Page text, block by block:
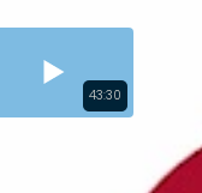
43:30